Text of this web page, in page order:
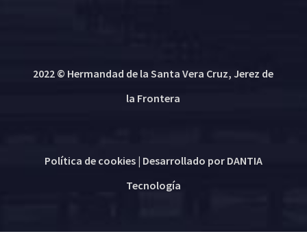
2022 © Hermandad de la Santa Vera Cruz, Jerez de
la Frontera
Política de cookies| Desarrollado por DANTIA
Tecnología